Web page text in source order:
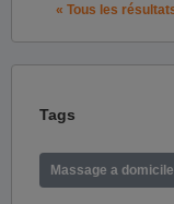
« Tous les
Tags
Massage a domicile